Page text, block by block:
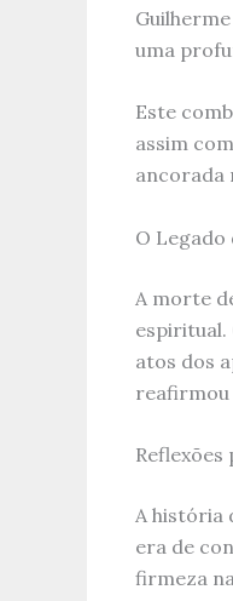
uma
Este
assim
ancorada
O Legado
A morte
espiritual.
atos dos
reafirmou
A história
era de
firmeza